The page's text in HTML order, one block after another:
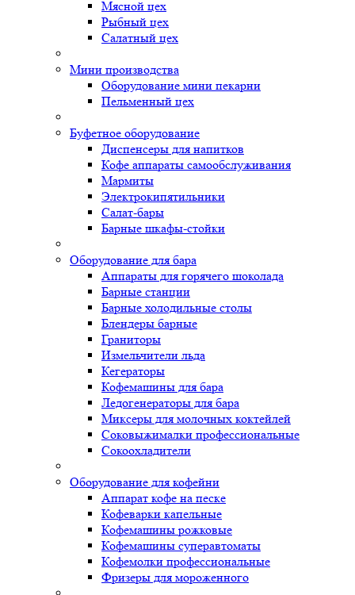
Мясной цех
Рыбный цех
Салатный цех
Мини производства
Оборудование мини пекарни
Пельменный цех
Буфетное оборудование
Диспенсеры для напитков
Кофе аппараты самообслуживания
Мармиты
Электрокипятильники
Cалат-бары
Барные шкафы-стойки
Оборудование для бара
Аппараты для горячего шоколада
Барные станции
Барные холодильные столы
Блендеры барные
Граниторы
Измельчители льда
Кегераторы
Кофемашины для бара
Ледогенераторы для бара
Миксеры для молочных коктейлей
Соковыжималки профессиональные
Сокоохладители
Оборудование для кофейни
Аппарат кофе на песке
Кофеварки капельные
Кофемашины рожковые
Кофемашины суперавтоматы
Кофемолки профессиональные
Фризеры для мороженного